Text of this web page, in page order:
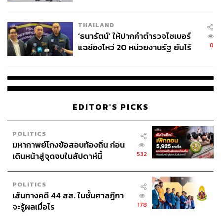
THAILAND
‘ธนารัตน์’ ให้ปากคำตำรวจไซเบอร์
แฉช่องโหว่ 20 หน่วยงานรัฐ ยันไร้
0
EDITOR'S PICKS
POLITICS
มหากาพย์โกงข้อสอบท้องถิ่น ก่อน
เดินหน้าสู่จุดจบในสัปดาห์นี้
532
POLITICS
เส้นทางคดี 44 สส. ในชั้นศาลฎีกา
จะรู้ผลเมื่อไร
178